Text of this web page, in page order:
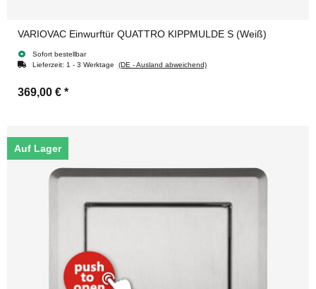
VARIOVAC Einwurftür QUATTRO KIPPMULDE S (Weiß)
Sofort bestellbar
Lieferzeit: 1 - 3 Werktage (DE - Ausland abweichend)
369,00 € *
Auf Lager